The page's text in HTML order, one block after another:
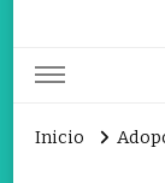
Inicio